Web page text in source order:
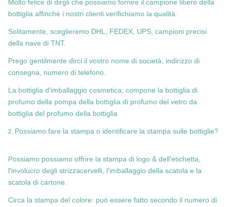
Molto felice di dirgli che possiamo fornire il campione libero della
bottiglia affinchè i nostri clienti verifichiamo la qualità.
Solitamente, sceglieremo DHL, FEDEX, UPS, campioni precisi
della nave di TNT.
Prego gentilmente dirci il vostro nome di società, indirizzo di
consegna, numero di telefono.
La bottiglia d'imballaggio cosmetica, compone la bottiglia di
profumo della pompa della bottiglia di profumo del vetro da
bottiglia del profumo della bottiglia
2. Possiamo fare la stampa o identificare la stampa sulle bottiglie?
Possiamo possiamo offrire la stampa di logo & dell'etichetta,
l'involucro degli strizzacervelli, l'imballaggio della scatola e la
scatola di cartone.
Circa la stampa del colore: può essere fatto secondo il numero di